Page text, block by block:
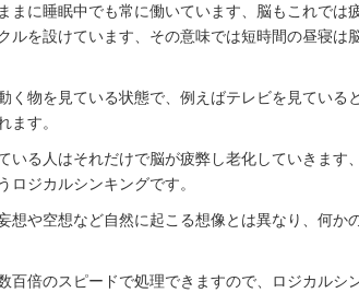
まに睡眠中でも常に働いています、脳もこれでは
ルを設けています、その意味では短時間の昼寝は
く物を見ている状態で、例えばテレビを見ている
ます。
いる人はそれだけで脳が疲弊し老化していきます
ロジカルシンキングです。
想や空想など自然に起こる想像とは異なり、何か
百倍のスピードで処理できますので、ロジカルシ